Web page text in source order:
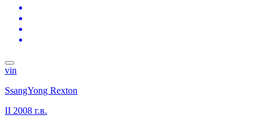
vin
SsangYong Rexton
II 2008 г.в.